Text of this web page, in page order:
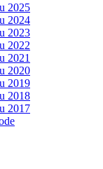
2025
2024
2023
2022
2021
2020
2019
2018
2017